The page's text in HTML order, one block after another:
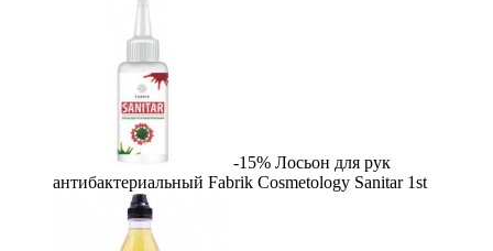
-15% Лосьон для рук
антибактериальный Fabrik Cosmetology Sanitar 1st